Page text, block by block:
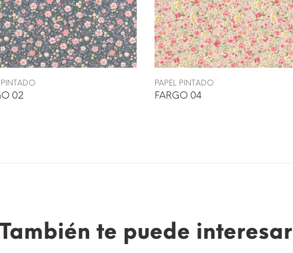
PINTADO
02
PAPEL PINTADO
FARGO 04
También te puede interesar